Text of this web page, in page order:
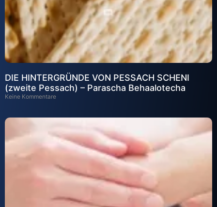
DIE HINTERGRÜNDE VON PESSACH SCHENI
(zweite Pessach) – Parascha Behaalotecha
Keine Kommentare